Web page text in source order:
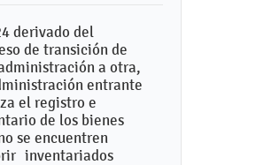
derivado del
de transición de
a otra,
entrante
el registro e
de los bienes
se encuentren
inventariados